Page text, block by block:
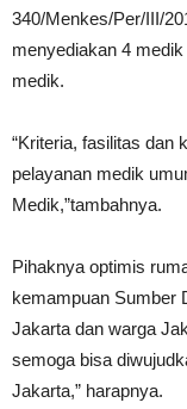
340/Menkes/Per/III/
menyediakan 4
medik.
“Kriteria, fasilitas dan
pelayanan medik
Medik,”tambahnya.
Pihaknya optimis
kemampuan Sumber
Jakarta dan warga
semoga bisa
Jakarta,” harapnya.